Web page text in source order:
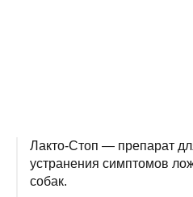
Лакто-Стоп — препарат
устранения симптомов
собак.